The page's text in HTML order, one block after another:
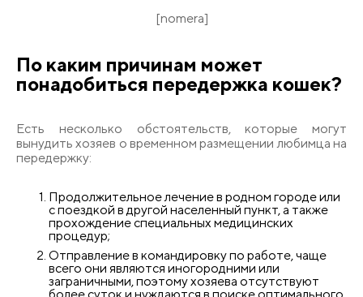
[nomera]
По каким причинам может
понадобиться передержка кошек?
Есть несколько обстоятельств, которые могут
вынудить хозяев о временном размещении любимца на
передержку:
Продолжительное лечение в родном городе или
с поездкой в другой населенный пункт, а также
прохождение специальных медицинских
процедур;
Отправление в командировку по работе, чаще
всего они являются иногородними или
заграничными, поэтому хозяева отсутствуют